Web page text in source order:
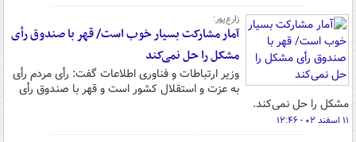
زارع‌پور:
آمار مشارکت بسیار خوب است/ قهر با صندوق رأی
مشکل را حل نمی‌کند
وزیر ارتباطات و فناوری اطلاعات گفت: رأی مردم رأی
به عزت و استقلال کشور است و قهر با صندوق رأی
مشکل را حل نمی‌کند.
۱۱ اسفند ۰۲ - ۱۲:۴۶